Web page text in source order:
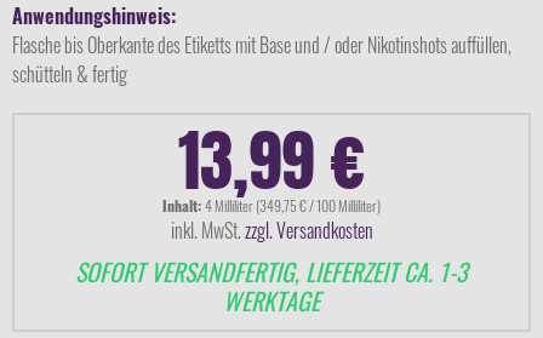
Anwendungshinweis:
Flasche bis Oberkante des Etiketts mit Base und / oder Nikotinshots auffüllen,
schütteln & fertig
13,99 €
Inhalt:4 Milliliter (349,75 € / 100 Milliliter)
inkl. MwSt.zzgl. Versandkosten
SOFORT VERSANDFERTIG, LIEFERZEIT CA. 1-3
WERKTAGE